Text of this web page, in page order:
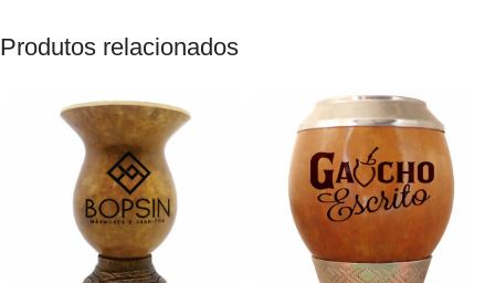
Produtos relacionados